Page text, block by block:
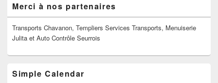
principale
de
widget
pour
barre
Merci à nos partenaires
Transports Chavanon, Templiers Services Transports, Menuiserie
Julita et Auto Contrôle Seurrois
Simple Calendar